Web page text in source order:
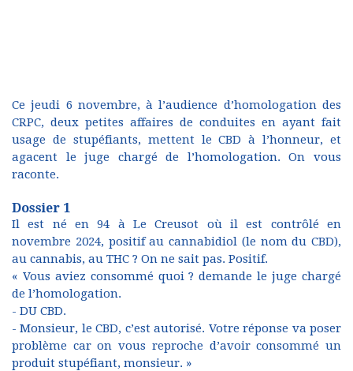
Ce jeudi 6 novembre, à l’audience d’homologation des
CRPC, deux petites affaires de conduites en ayant fait
usage de stupéfiants, mettent le CBD à l’honneur, et
agacent le juge chargé de l’homologation. On vous
raconte.
Dossier 1
Il est né en 94 à Le Creusot où il est contrôlé en
novembre 2024, positif au cannabidiol (le nom du CBD),
au cannabis, au THC ? On ne sait pas. Positif.
« Vous aviez consommé quoi ? demande le juge chargé
de l’homologation.
- DU CBD.
- Monsieur, le CBD, c’est autorisé. Votre réponse va poser
problème car on vous reproche d’avoir consommé un
produit stupéfiant, monsieur. »